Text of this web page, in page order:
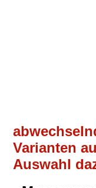
Varianten
Auswahl